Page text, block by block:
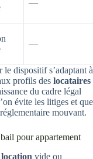
—
le dispositif s’adaptant à
profils des locataires
du cadre légal
évite les litiges et que
mouvant.
pour appartement
location vide ou